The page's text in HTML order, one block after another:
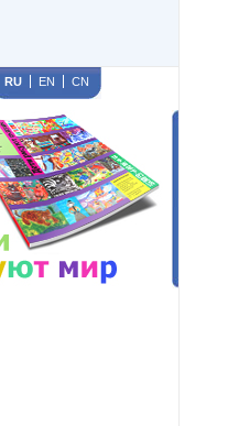
RU EN CN